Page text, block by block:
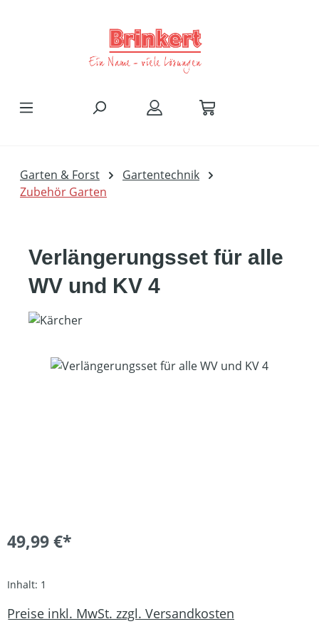
Garten & Forst
Gartentechnik
Zubehör Garten
Verlängerungsset für alle
WV und KV 4
Bildergalerie überspringen
49,99 €*
Inhalt: 1
Preise inkl. MwSt. zzgl. Versandkosten